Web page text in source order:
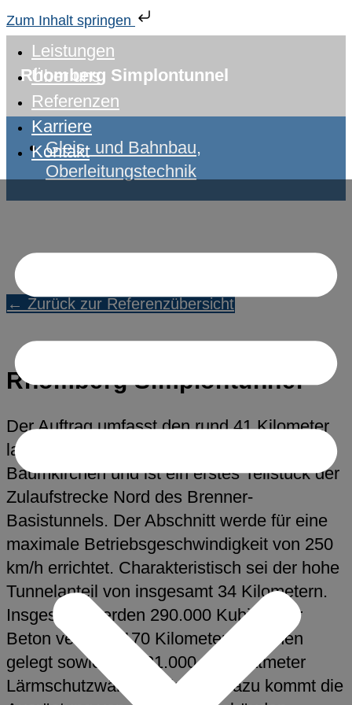
Zum Inhalt springen
Leistungen
Über uns
Referenzen
Karriere
Kontakt
Rhomberg Simplontunnel
Gleis- und Bahnbau,
Oberleitungstechnik
← Zurück zur Referenzübersicht
Rhomberg Simplontunnel
Der Auftrag umfasst den rund 41 Kilometer
langen Abschnitt Kundl/Radfeld-
Baumkirchen und ist ein erstes Teilstück der
Zulaufstrecke Nord des Brenner-
Basistunnels. Der Abschnitt werde für eine
maximale Betriebsgeschwindigkeit von 250
km/h errichtet. Charakteristisch sei der hohe
Tunnelanteil von insgesamt 34 Kilometern.
Insgesamt werden 290.000 Kubikmeter
Beton verbaut, 170 Kilometer Schienen
gelegt sowie rund 31.000 Quadratmeter
Lärmschutzwände errichtet. Dazu kommt die